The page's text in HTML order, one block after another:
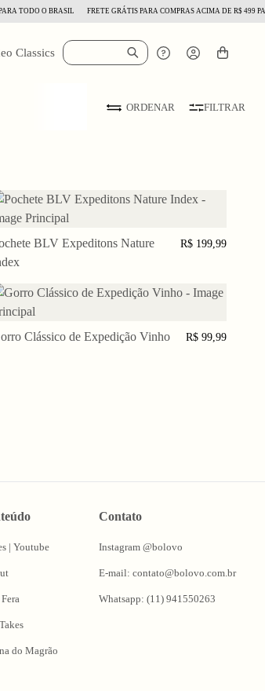
TODO O BRASIL FRETE GRÁTIS PARA COMPRAS ACIMA DE R$ 499
Classics
ORDENAR FILTRAR
ADICIONAR AO CARRINHO
BLV Expeditons Nature
R$ 199,99
ADICIONAR AO CARRINHO
Clássico de Expedição Vinho R$ 99,99
| Youtube
do Magrão
Contato
Instagram @bolovo
E-mail: contato@bolovo.com.br
Whatsapp: (11) 941550263